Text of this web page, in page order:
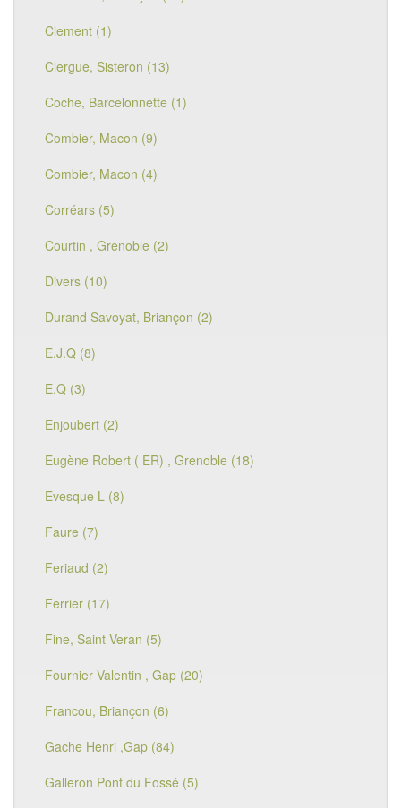
Clement (1)
Clergue, Sisteron (13)
Coche, Barcelonnette (1)
Combier, Macon (9)
Combier, Macon (4)
Corréars (5)
Courtin , Grenoble (2)
Divers (10)
Durand Savoyat, Briançon (2)
E.J.Q (8)
E.Q (3)
Enjoubert (2)
Eugène Robert ( ER) , Grenoble (18)
Evesque L (8)
Faure (7)
Feriaud (2)
Ferrier (17)
Fine, Saint Veran (5)
Fournier Valentin , Gap (20)
Francou, Briançon (6)
Gache Henri ,Gap (84)
Galleron Pont du Fossé (5)